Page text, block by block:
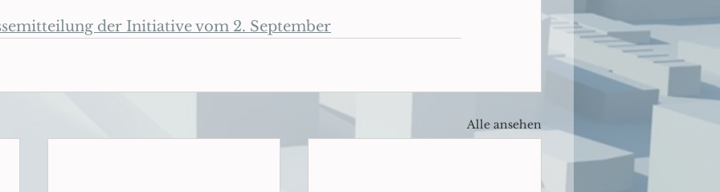
der Initiative vom 2. September
Alle ansehen